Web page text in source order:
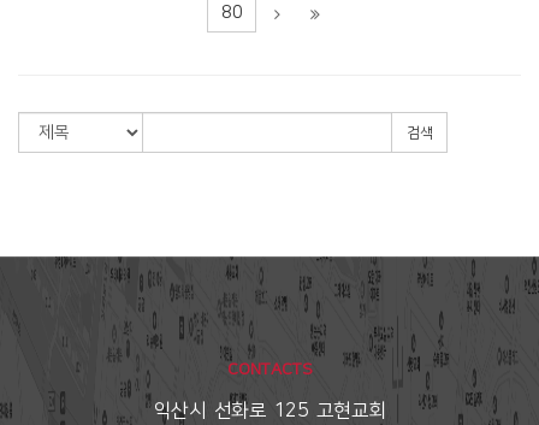
80
검색
CONTACTS
익산시 선화로 125 고현교회